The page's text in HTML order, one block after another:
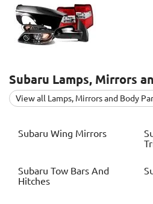
Subaru Lamps, Mirrors
View all Lamps, Mirrors and Body
Subaru Wing Mirrors
Subaru Tow Bars And
Hitches